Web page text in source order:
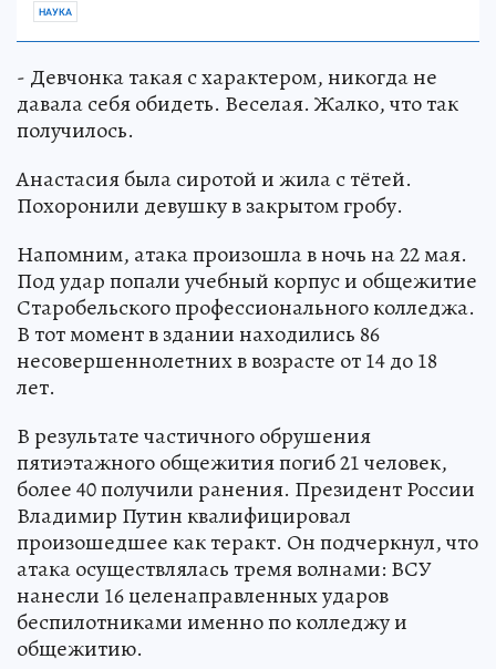
НАУКА
- Девчонка такая с характером, никогда не
давала себя обидеть. Веселая. Жалко, что так
получилось.
Анастасия была сиротой и жила с тётей.
Похоронили девушку в закрытом гробу.
Напомним, атака произошла в ночь на 22 мая.
Под удар попали учебный корпус и общежитие
Старобельского профессионального колледжа.
В тот момент в здании находились 86
несовершеннолетних в возрасте от 14 до 18
лет.
В результате частичного обрушения
пятиэтажного общежития погиб 21 человек,
более 40 получили ранения. Президент России
Владимир Путин квалифицировал
произошедшее как теракт. Он подчеркнул, что
атака осуществлялась тремя волнами: ВСУ
нанесли 16 целенаправленных ударов
беспилотниками именно по колледжу и
общежитию.